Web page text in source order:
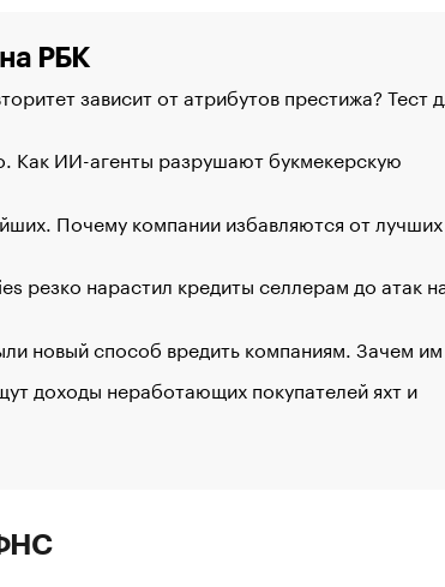
РБК
зависит от атрибутов престижа? Тест
Как ИИ-агенты разрушают букмекерскую
Почему компании избавляются от лучших
резко нарастил кредиты селлерам до атак
новый способ вредить компаниям. Зачем
доходы неработающих покупателей яхт и